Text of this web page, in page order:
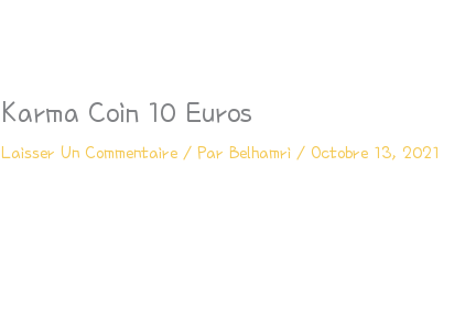
Karma Coin 10 Euros
Laisser Un Commentaire / ParBelhamri / Octobre 13, 2021